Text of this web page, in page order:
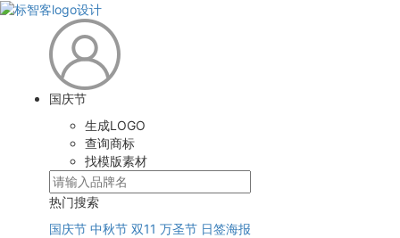
国庆节
生成LOGO
查询商标
找模版素材
热门搜索
国庆节 中秋节 双11 万圣节 日签海报